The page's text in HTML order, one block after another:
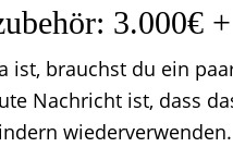
3.000€ +
ist, brauchst du ein
Nachricht ist, dass
wiederverwenden.